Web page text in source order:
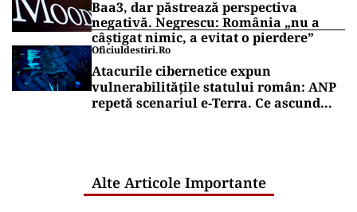
INTERNAȚIONAL
Se naște un „NATO sunnit”: Arabia
Saudită, Turcia și Pakistan își unesc
forțele militare